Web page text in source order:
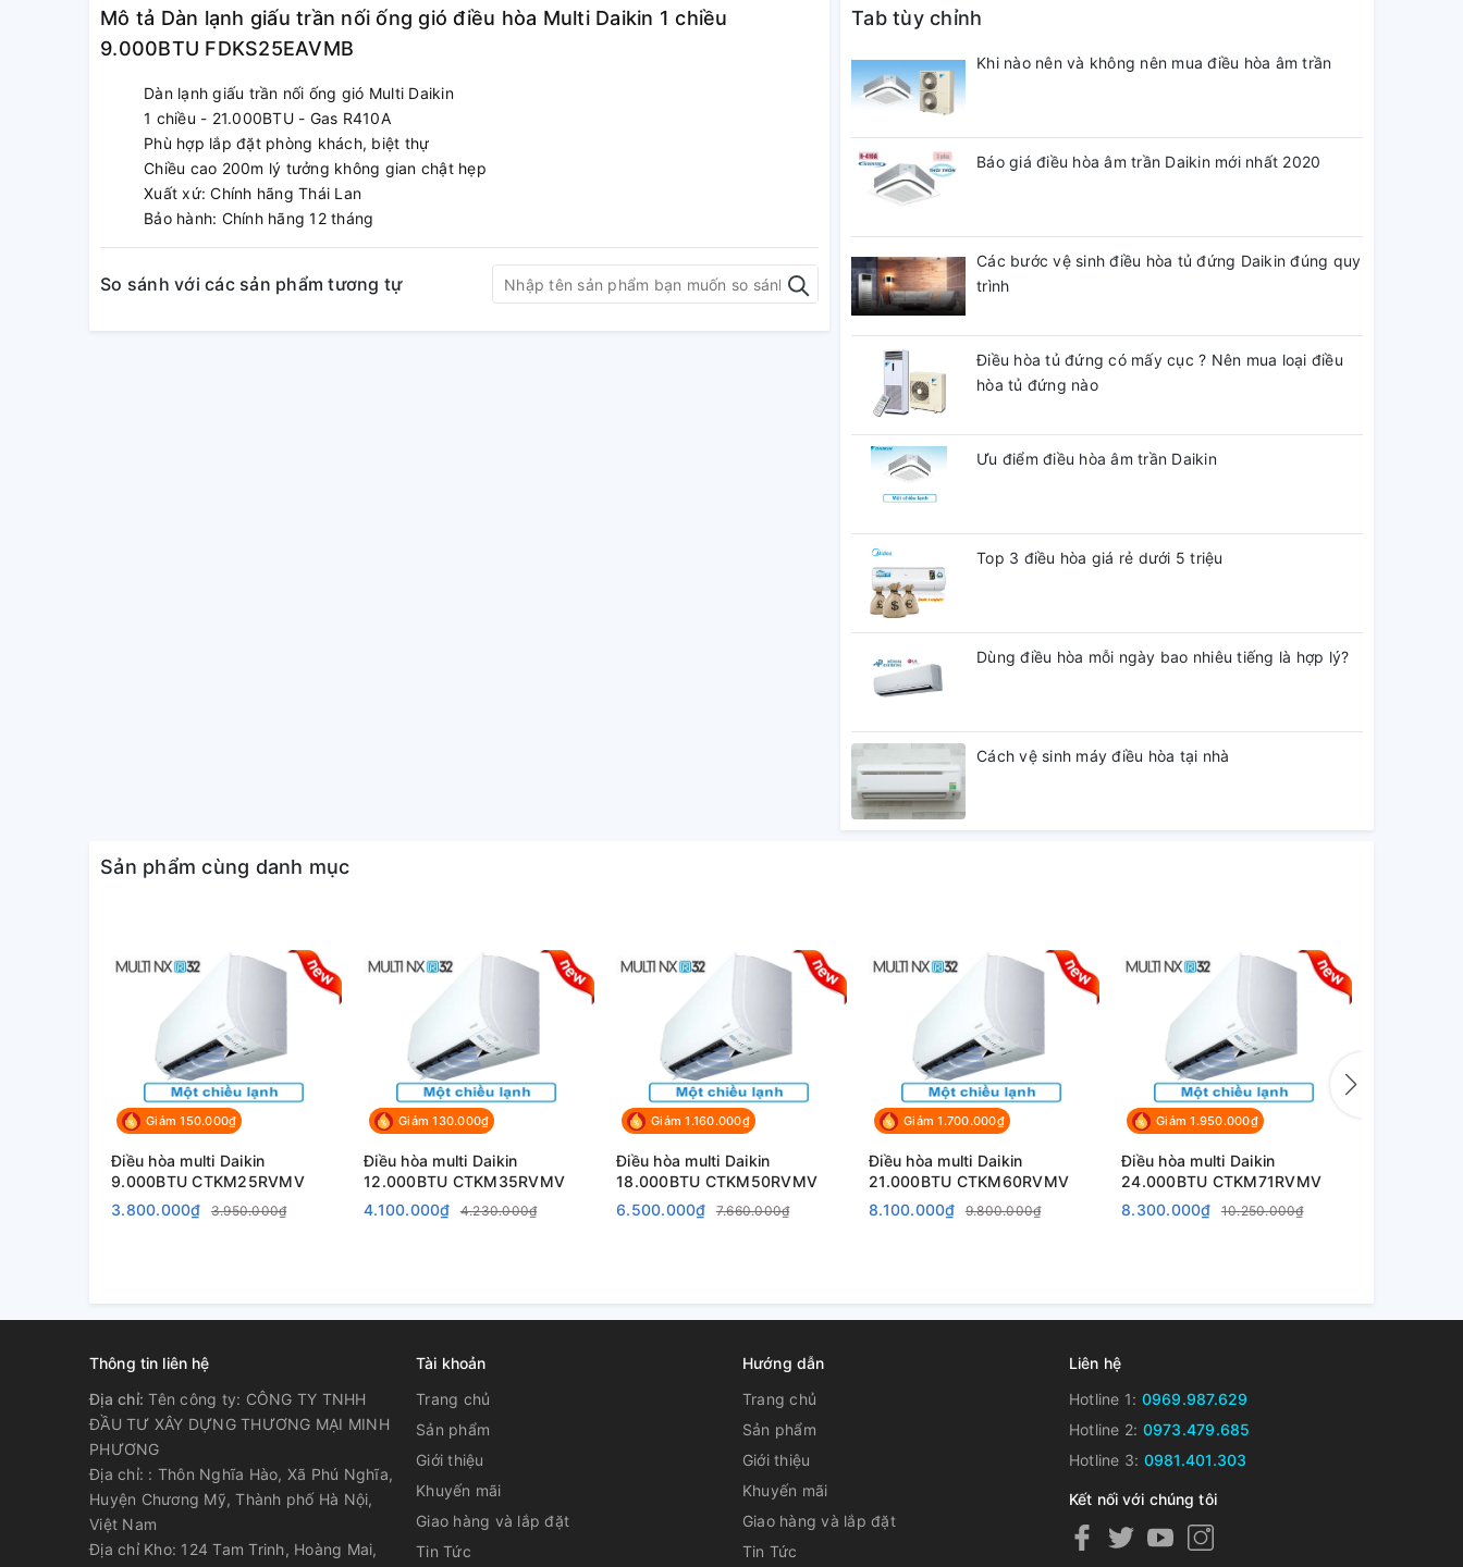
Mô tả Dàn lạnh giấu trần nối ống gió điều hòa Multi Daikin 1 chiều
9.000BTU FDKS25EAVMB
Dàn lạnh giấu trần nối ống gió Multi Daikin
1 chiều - 21.000BTU - Gas R410A
Phù hợp lắp đặt phòng khách, biệt thự
Chiều cao 200m lý tưởng không gian chật hẹp
Xuất xứ: Chính hãng Thái Lan
Bảo hành: Chính hãng 12 tháng
So sánh với các sản phẩm tương tự
Tab tùy chỉnh
Khi nào nên và không nên mua điều hòa âm trần
Báo giá điều hòa âm trần Daikin mới nhất 2020
Các bước vệ sinh điều hòa tủ đứng Daikin đúng quy
trình
Điều hòa tủ đứng có mấy cục ? Nên mua loại điều
hòa tủ đứng nào
Ưu điểm điều hòa âm trần Daikin
Top 3 điều hòa giá rẻ dưới 5 triệu
Dùng điều hòa mỗi ngày bao nhiêu tiếng là hợp lý?
Cách vệ sinh máy điều hòa tại nhà
Sản phẩm cùng danh mục
Giảm 150.000₫
Điều hòa multi Daikin
9.000BTU CTKM25RVMV
3.800.000₫
3.950.000₫
Giảm 130.000₫
Điều hòa multi Daikin
12.000BTU CTKM35RVMV
4.100.000₫
4.230.000₫
Giảm 1.160.000₫
Điều hòa multi Daikin
18.000BTU CTKM50RVMV
6.500.000₫
7.660.000₫
Giảm 1.700.000₫
Điều hòa multi Daikin
21.000BTU CTKM60RVMV
8.100.000₫
9.800.000₫
Giảm 1.950.000₫
Điều hòa multi Daikin
24.000BTU CTKM71RVMV
8.300.000₫
10.250.000₫
Thông tin liên hệ
Địa chỉ:Tên công ty: CÔNG TY TNHH
ĐẦU TƯ XÂY DỰNG THƯƠNG MẠI MINH
PHƯƠNG
Địa chỉ: : Thôn Nghĩa Hào, Xã Phú Nghĩa,
Huyện Chương Mỹ, Thành phố Hà Nội,
Việt Nam
Địa chỉ Kho: 124 Tam Trinh, Hoàng Mai,
Tài khoản
Trang chủ
Sản phẩm
Giới thiệu
Khuyến mãi
Giao hàng và lắp đặt
Tin Tức
Hướng dẫn
Trang chủ
Sản phẩm
Giới thiệu
Khuyến mãi
Giao hàng và lắp đặt
Tin Tức
Liên hệ
Hotline 1: 0969.987.629
Hotline 2: 0973.479.685
Hotline 3: 0981.401.303
Kết nối với chúng tôi